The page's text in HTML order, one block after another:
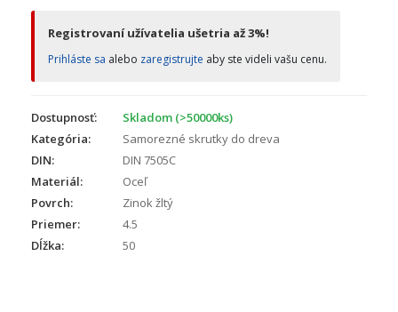
Registrovaní užívatelia ušetria až 3%!
Prihláste sa alebo zaregistrujte aby ste videli vašu cenu.
Dostupnosť:
Skladom (>50000ks)
Kategória:
Samorezné skrutky do dreva
DIN:
DIN 7505C
Materiál:
Oceľ
Povrch:
Zinok žltý
Priemer:
4.5
Dĺžka:
50